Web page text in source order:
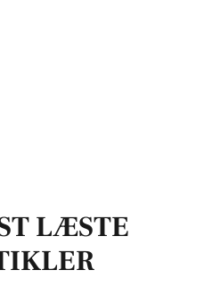
LÆSTE